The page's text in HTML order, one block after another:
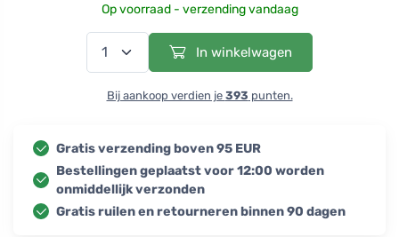
Op voorraad - verzending vandaag
In winkelwagen
Bij aankoop verdien je 393 punten.
Gratis verzending boven 95 EUR
Bestellingen geplaatst voor 12:00 worden
onmiddellijk verzonden
Gratis ruilen en retourneren binnen 90 dagen